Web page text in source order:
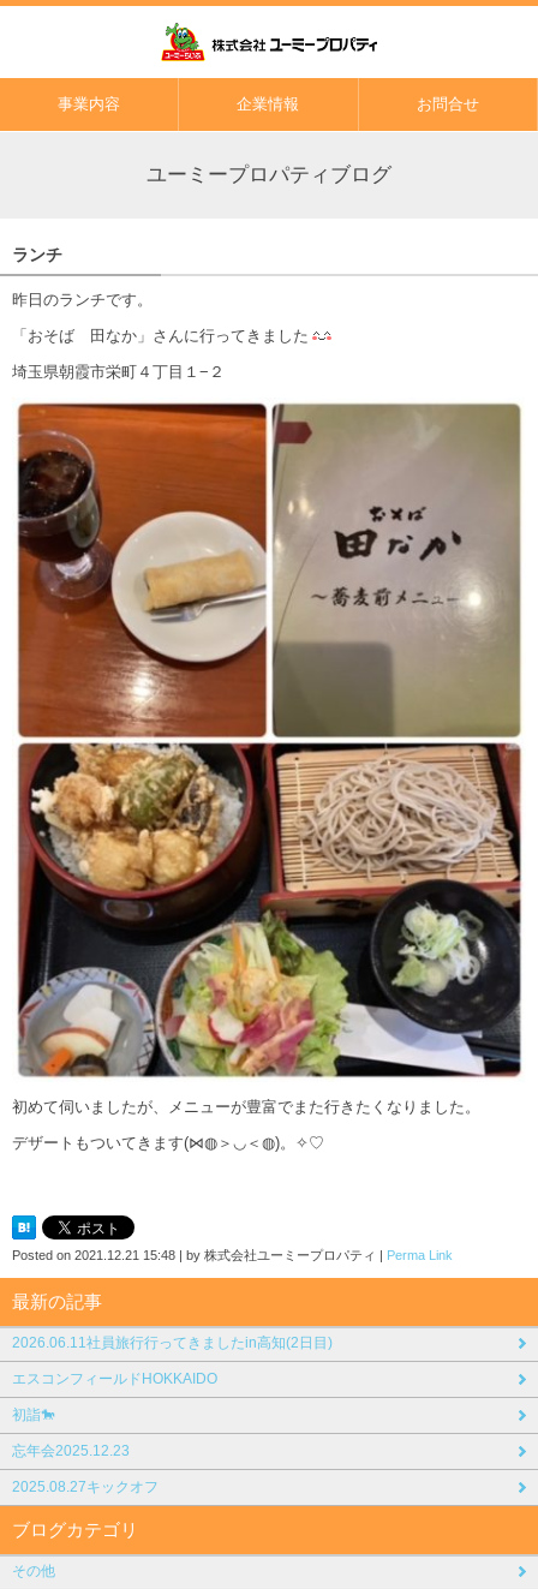
事業内容 企業情報 お問合せ
ユーミープロパティブログ
ランチ
昨日のランチです。
「おそば 田なか」さんに行ってきました
埼玉県朝霞市栄町４丁目１−２
初めて伺いましたが、メニューが豊富でまた行きたくなりました。
デザートもついてきます(⋈◍＞◡＜◍)。✧♡
Posted on 2021.12.21 15:48 | by 株式会社ユーミープロパティ | Perma Link
最新の記事
2026.06.11社員旅行行ってきましたin高知(2日目)
エスコンフィールドHOKKAIDO
初詣🐎
忘年会2025.12.23
2025.08.27キックオフ
ブログカテゴリ
その他